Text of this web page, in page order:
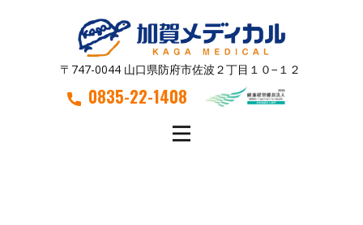
〒747-0044 山口県防府市佐波２丁目１０−１２
0835-22-1408